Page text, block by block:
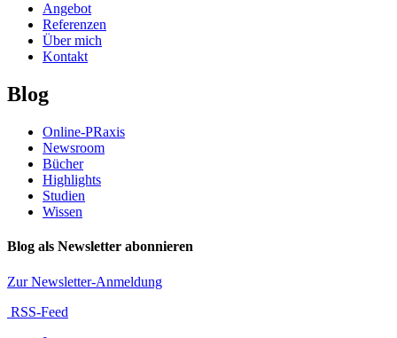
Angebot
Referenzen
Über mich
Kontakt
Blog
Online-PRaxis
Newsroom
Bücher
Highlights
Studien
Wissen
Blog als Newsletter abonnieren
Zur Newsletter-Anmeldung
RSS-Feed